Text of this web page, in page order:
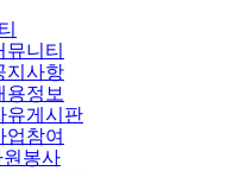
뮤니티
지사항
용정보
유게시판
업참여
원봉사